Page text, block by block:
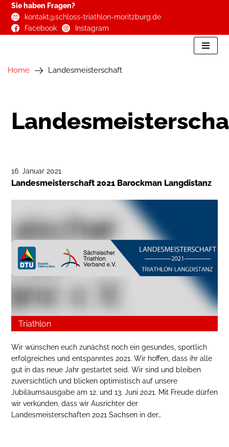
Zum
Sie haben Fragen?
kontakt@schloss-triathlon-moritzburg.de
Facebook
Instagram
Home Landesmeisterschaft
16. Januar 2021
Landesmeisterschaft 2021 Barockman Langdistanz
Triathlon
Wir wünschen euch zunächst noch ein gesundes, sportlich
erfolgreiches und entspanntes 2021. Wir hoffen, dass ihr alle
gut in das neue Jahr gestartet seid. Wir sind und bleiben
zuversichtlich und blicken optimistisch auf unsere
Jubiläumsausgabe am 12. und 13. Juni 2021. Mit Freude dürfen
wir verkünden, dass wir Ausrichter der
Landesmeisterschaften 2021 Sachsen in der…